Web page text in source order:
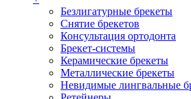
Безлигатурные брекеты
Снятие брекетов
Консультация ортодонта
Брекет-системы
Керамические брекеты
Металлические брекеты
Невидимые лингвальные